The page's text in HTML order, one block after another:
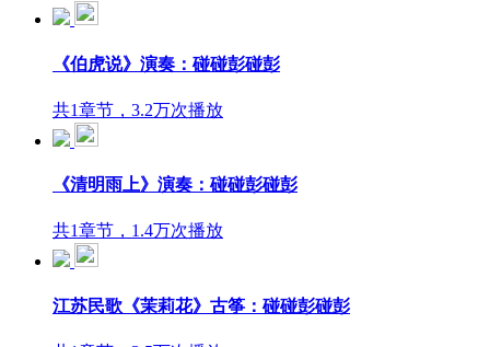
《伯虎说》演奏：碰碰彭碰彭
共1章节，3.2万次播放
《清明雨上》演奏：碰碰彭碰彭
共1章节，1.4万次播放
江苏民歌《茉莉花》古筝：碰碰彭碰彭